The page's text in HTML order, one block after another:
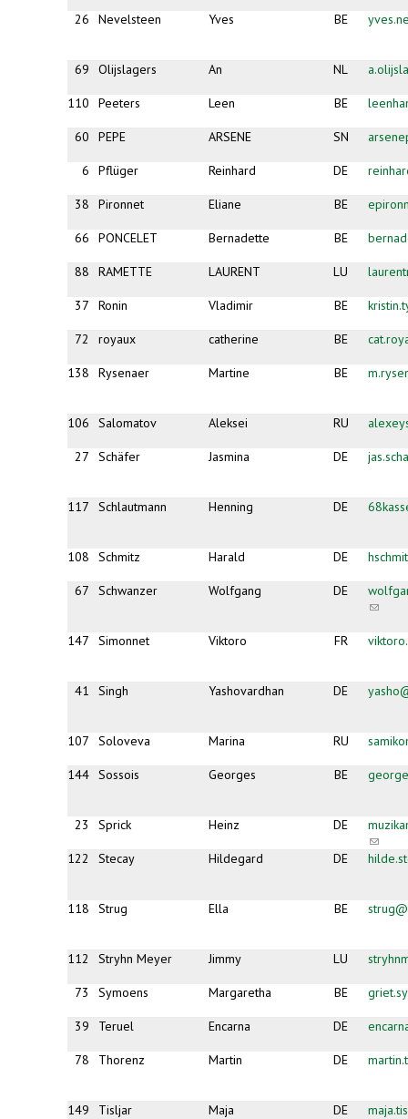
26 Nevelsteen Yves BE
69 Olijslagers An NL
110 Peeters Leen BE
60 PEPE ARSENE SN
6 Pflüger Reinhard DE
38 Pironnet Eliane BE
66 PONCELET Bernadette BE
88 RAMETTE LAURENT LU
37 Ronin Vladimir BE
72 royaux catherine BE
138 Rysenaer Martine BE
106 Salomatov Aleksei RU
27 Schäfer Jasmina DE
117 Schlautmann Henning DE
108 Schmitz Harald DE
67 Schwanzer Wolfgang DE
(link
e-
147 Simonnet Viktoro FR
41 Singh Yashovardhan DE
107 Soloveva Marina RU
144 Sossois Georges BE
23 Sprick Heinz DE
(link
sends
122 Stecay Hildegard DE
118 Strug Ella BE
112 Stryhn Meyer Jimmy LU
73 Symoens Margaretha BE
39 Teruel Encarna DE
78 Thorenz Martin DE
149 Tisljar Maja DE